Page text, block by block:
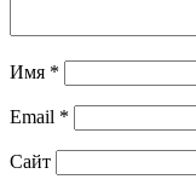
Имя *
Email *
Сайт